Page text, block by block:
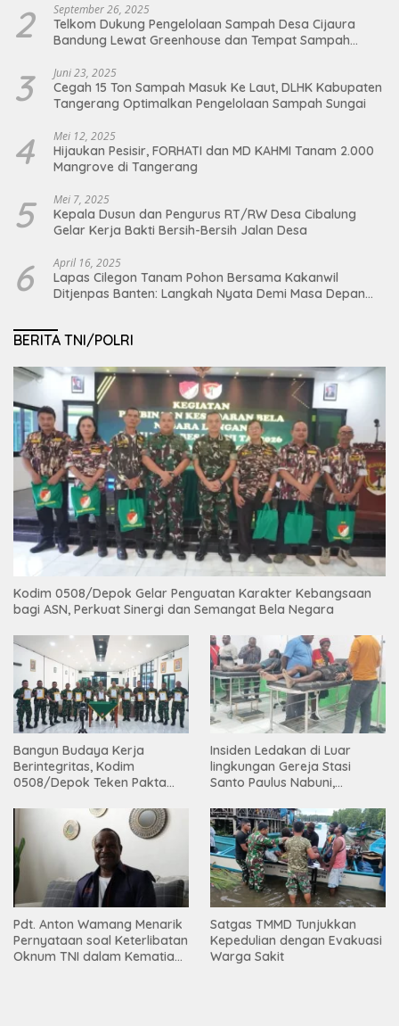
2 September 26, 2025
Telkom Dukung Pengelolaan Sampah Desa Cijaura
Bandung Lewat Greenhouse dan Tempat Sampah
3 Juni 23, 2025
Cegah 15 Ton Sampah Masuk Ke Laut, DLHK Kabupaten
Tangerang Optimalkan Pengelolaan Sampah Sungai
4 Mei 12, 2025
Hijaukan Pesisir, FORHATI dan MD KAHMI Tanam 2.000
Mangrove di Tangerang
5 Mei 7, 2025
Kepala Dusun dan Pengurus RT/RW Desa Cibalung
Gelar Kerja Bakti Bersih-Bersih Jalan Desa
6 April 16, 2025
Lapas Cilegon Tanam Pohon Bersama Kakanwil
Ditjenpas Banten: Langkah Nyata Demi Masa Depan
BERITA TNI/POLRI
Kodim 0508/Depok Gelar Penguatan Karakter Kebangsaan
bagi ASN, Perkuat Sinergi dan Semangat Bela Negara
Bangun Budaya Kerja
Berintegritas, Kodim
0508/Depok Teken Pakta
Insiden Ledakan di Luar
lingkungan Gereja Stasi
Santo Paulus Nabuni,
Pdt. Anton Wamang Menarik
Pernyataan soal Keterlibatan
Oknum TNI dalam Kematian
Satgas TMMD Tunjukkan
Kepedulian dengan Evakuasi
Warga Sakit